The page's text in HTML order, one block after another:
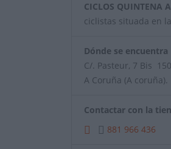
CICLOS QUINTENA
ciclistas situada en
Dónde se encuentra
C/. Pasteur, 7 Bis
A Coruña (A coruña).
Contactar con la
881 966 436